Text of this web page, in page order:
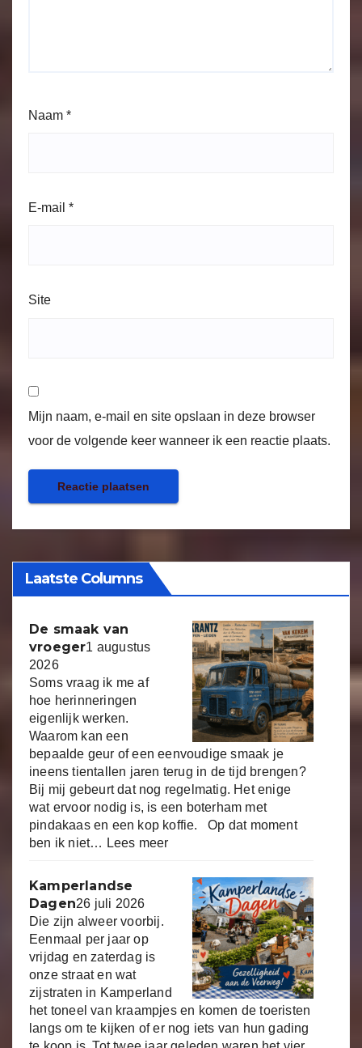
Naam *
E-mail *
Site
Mijn naam, e-mail en site opslaan in deze browser
voor de volgende keer wanneer ik een reactie plaats.
Laatste Columns
De smaak van
vroeger1 augustus
2026
Soms vraag ik me af
hoe herinneringen
eigenlijk werken.
Waarom kan een
bepaalde geur of een eenvoudige smaak je
ineens tientallen jaren terug in de tijd brengen?
Bij mij gebeurt dat nog regelmatig. Het enige
wat ervoor nodig is, is een boterham met
pindakaas en een kop koffie. Op dat moment
ben ik niet… Lees meer
Kamperlandse
Dagen26 juli 2026
Die zijn alweer voorbij.
Eenmaal per jaar op
vrijdag en zaterdag is
onze straat en wat
zijstraten in Kamperland
het toneel van kraampjes en komen de toeristen
langs om te kijken of er nog iets van hun gading